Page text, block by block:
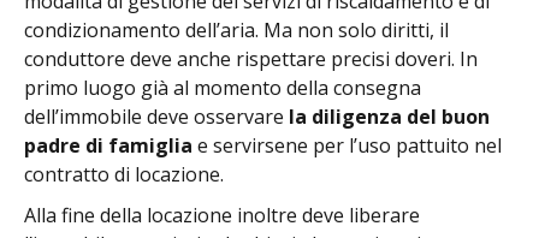
condizionamento dell’aria. Ma non solo diritti, il
conduttore deve anche rispettare precisi doveri. In
primo luogo già al momento della consegna
dell’immobile deve osservare la diligenza del buon
padre di famiglia e servirsene per l’uso pattuito nel
contratto di locazione.
Alla fine della locazione inoltre deve liberare